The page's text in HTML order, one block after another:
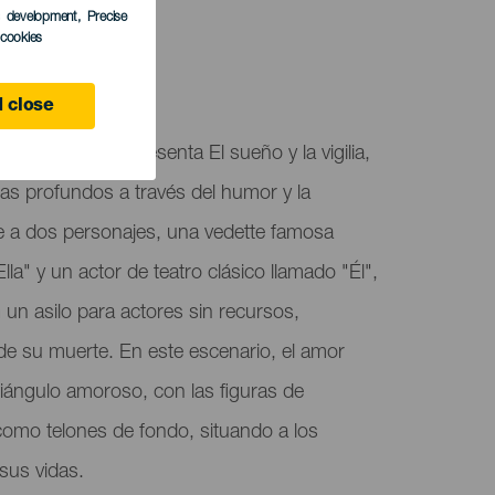
development, Precise
close
García Lorca presenta El sueño y la vigilia,
profundos a través del humor y la
a dos personajes, una vedette famosa
y un actor de teatro clásico llamado "Él",
asilo para actores sin recursos,
su muerte. En este escenario, el amor
amoroso, con las figuras de
telones de fondo, situando a los
vidas.